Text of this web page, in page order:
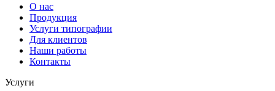
О нас
Продукция
Услуги типографии
Для клиентов
Наши работы
Контакты
Услуги